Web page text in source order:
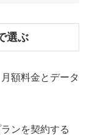
選ぶ
額料金とデータ
ンを契約する